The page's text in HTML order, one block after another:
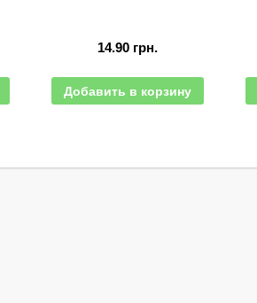
14.90 грн.
Добавить в корзину